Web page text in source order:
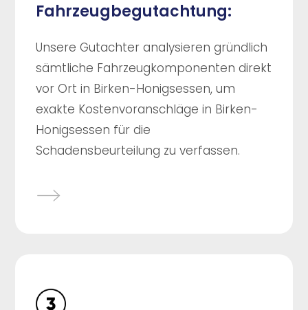
Fahrzeugbegutachtung:
Unsere Gutachter analysieren gründlich
sämtliche Fahrzeugkomponenten direkt
vor Ort in Birken-Honigsessen, um
exakte Kostenvoranschläge in Birken-
Honigsessen für die
Schadensbeurteilung zu verfassen.